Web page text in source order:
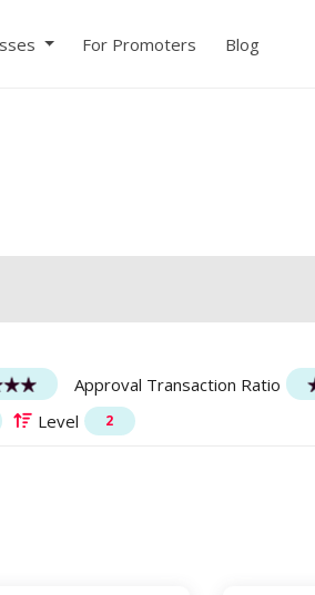
For Promoters Blog
Approval Transaction Ratio
Level 2